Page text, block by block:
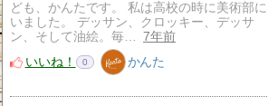
ども、かんたです。 私は高校の時に美術部に
いました。 デッサン、クロッキー、デッサ
ン、そして油絵。毎…
7年前
いいね！
0 かんた